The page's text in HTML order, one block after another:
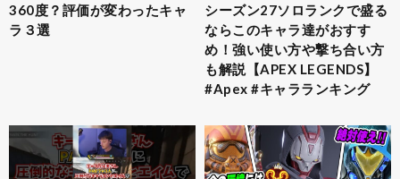
360度？評価が変わったキャ
ラ３選
シーズン27ソロランクで盛る
ならこのキャラ達がおすす
め！強い使い方や撃ち合い方
も解説【APEX LEGENDS】
#Apex #キャラランキング